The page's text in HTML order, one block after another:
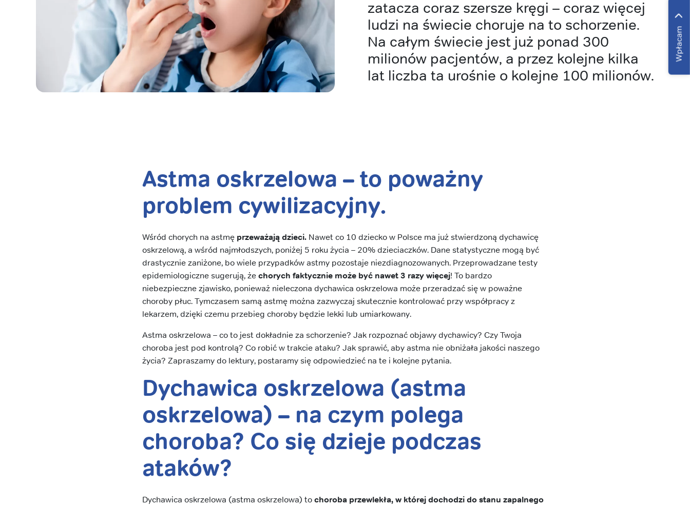
Wpłacam
zatacza coraz szersze kręgi – coraz więcej
ludzi na świecie choruje na to schorzenie.
Na całym świecie jest już ponad 300
milionów pacjentów, a przez kolejne kilka
lat liczba ta urośnie o kolejne 100 milionów.
Astma oskrzelowa – to poważny
problem cywilizacyjny.
Wśród chorych na astmę przeważają dzieci. Nawet co 10 dziecko w Polsce ma już stwierdzoną dychawicę
oskrzelową, a wśród najmłodszych, poniżej 5 roku życia – 20% dzieciaczków. Dane statystyczne mogą być
drastycznie zaniżone, bo wiele przypadków astmy pozostaje niezdiagnozowanych. Przeprowadzane testy
epidemiologiczne sugerują, żechorych faktycznie może być nawet 3 razy więcej! To bardzo
niebezpieczne zjawisko, ponieważ nieleczona dychawica oskrzelowa może przeradzać się w poważne
choroby płuc. Tymczasem samą astmę można zazwyczaj skutecznie kontrolować przy współpracy z
lekarzem, dzięki czemu przebieg choroby będzie lekki lub umiarkowany.
Astma oskrzelowa – co to jest dokładnie za schorzenie? Jak rozpoznać objawy dychawicy? Czy Twoja
choroba jest pod kontrolą? Co robić w trakcie ataku? Jak sprawić, aby astma nie obniżała jakości naszego
życia? Zapraszamy do lektury, postaramy się odpowiedzieć na te i kolejne pytania.
Dychawica oskrzelowa (astma
oskrzelowa) – na czym polega
choroba? Co się dzieje podczas
ataków?
Dychawica oskrzelowa (astma oskrzelowa) tochoroba przewlekła, w której dochodzi do stanu zapalnego